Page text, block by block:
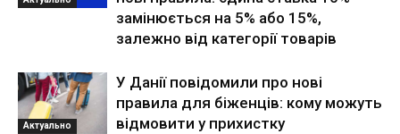
замінюється на 5% або 15%,
залежно від категорії товарів
Актуально
У Данії повідомили про нові
правила для біженців: кому можуть
відмовити у прихистку